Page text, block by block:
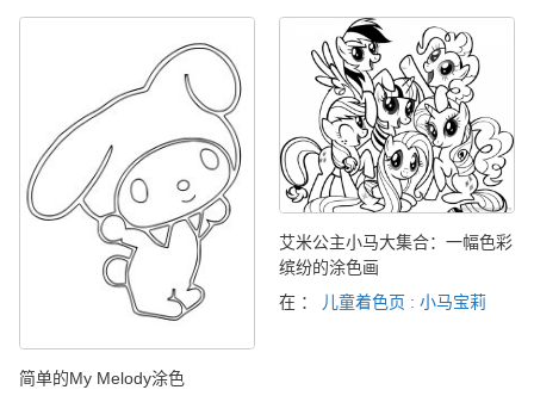
简单的My Melody涂色
艾米公主小马大集合：一幅色彩
缤纷的涂色画
在 ：
儿童着色页 : 小马宝莉